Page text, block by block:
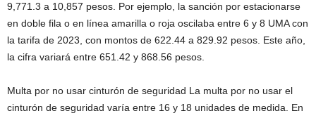
9,771.3 a 10,857 pesos. Por ejemplo, la sanción por estacionarse
en doble fila o en línea amarilla o roja oscilaba entre 6 y 8 UMA con
la tarifa de 2023, con montos de 622.44 a 829.92 pesos. Este año,
la cifra variará entre 651.42 y 868.56 pesos.
Multa por no usar cinturón de seguridad La multa por no usar el
cinturón de seguridad varía entre 16 y 18 unidades de medida. En